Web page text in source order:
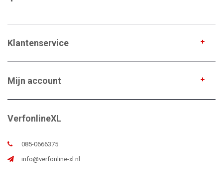
Klantenservice
Mijn account
VerfonlineXL
085-0666375
info@verfonline-xl.nl